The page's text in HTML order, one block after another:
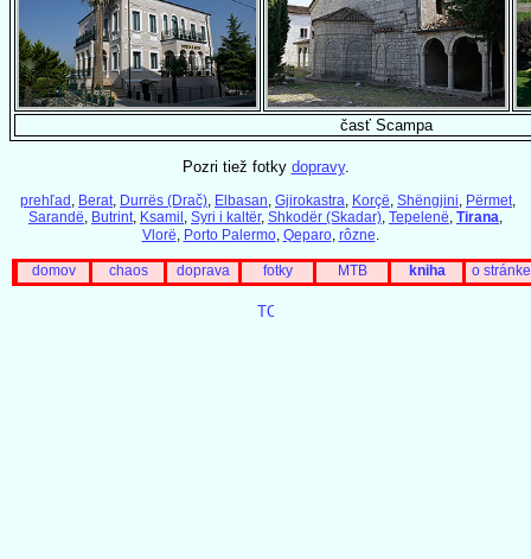
časť Scampa
Pozri tiež fotky dopravy.
prehľad , Berat, Durrës (Drač), Elbasan, Gjirokastra, Korçë, Shëngjini, Përmet,
Sarandë, Butrint, Ksamil , Syri i kaltër, Shkodër (Skadar), Tepelenë, Tirana,
Vlorë, Porto Palermo, Qeparo, rôzne.
domov chaos doprava fotky MTB kniha o stránke